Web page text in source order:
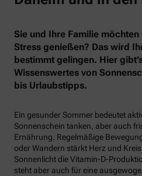
Sie und Ihre Familie
Stress genießen? Das wird
bestimmt gelingen. Hier
Wissenswertes von
bis Urlaubstipps.
Ein gesunder Sommer bedeutet
Sonnenschein tanken, aber auch
Ernährung. Regelmäßige
oder Wandern stärkt Herz und
Sonnenlicht die Vitamin-D-
steht aber auch für eine